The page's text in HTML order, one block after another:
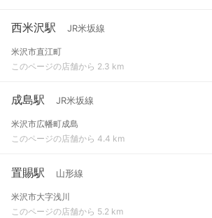
西米沢駅 JR米坂線
米沢市直江町
このページの店舗から 2.3 km
成島駅 JR米坂線
米沢市広幡町成島
このページの店舗から 4.4 km
置賜駅 山形線
米沢市大字浅川
このページの店舗から 5.2 km